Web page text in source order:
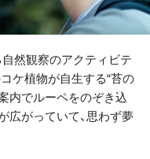
然観察のアクティビテ
ケ植物が自生する“苔の
内でルーペをのぞき込
広がっていて、思わず夢